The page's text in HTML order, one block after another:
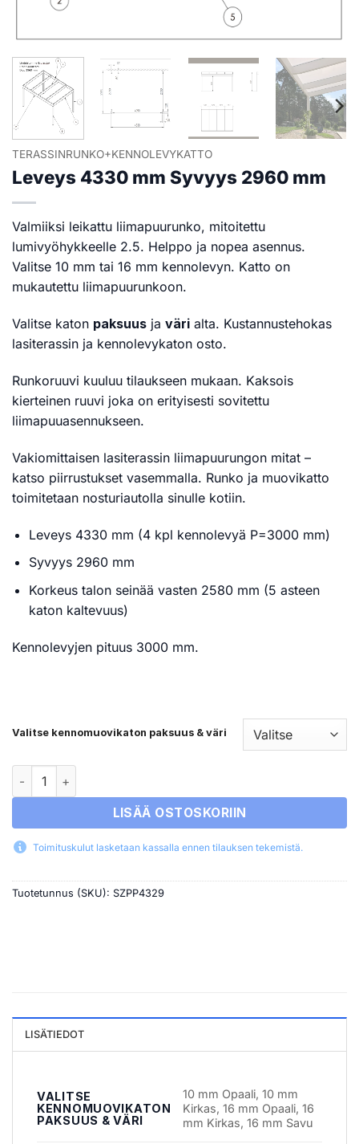
TERASSINRUNKO+KENNOLEVYKATTO
Leveys 4330 mm Syvyys 2960 mm
Valmiiksi leikattu liimapuurunko, mitoitettu
lumivyöhykkeelle 2.5. Helppo ja nopea asennus.
Valitse 10 mm tai 16 mm kennolevyn. Katto on
mukautettu liimapuurunkoon.
Valitse katon paksuus ja väri alta. Kustannustehokas
lasiterassin ja kennolevykaton osto.
Runkoruuvi kuuluu tilaukseen mukaan. Kaksois
kierteinen ruuvi joka on erityisesti sovitettu
liimapuuasennukseen.
Vakiomittaisen lasiterassin liimapuurungon mitat –
katso piirrustukset vasemmalla. Runko ja muovikatto
toimitetaan nosturiautolla sinulle kotiin.
Leveys 4330 mm (4 kpl kennolevyä P=3000 mm)
Syvyys 2960 mm
Korkeus talon seinää vasten 2580 mm (5 asteen
katon kaltevuus)
Kennolevyjen pituus 3000 mm.
Valitse kennomuovikaton paksuus & väri
Leveys 4330 mm Syvyys 2960 mm määrä
LISÄÄ OSTOSKORIIN
Toimituskulut lasketaan kassalla ennen tilauksen tekemistä.
Tuotetunnus (SKU): SZPP4329
LISÄTIEDOT
VALITSE
KENNOMUOVIKATON
PAKSUUS & VÄRI
10 mm Opaali, 10 mm
Kirkas, 16 mm Opaali, 16
mm Kirkas, 16 mm Savu